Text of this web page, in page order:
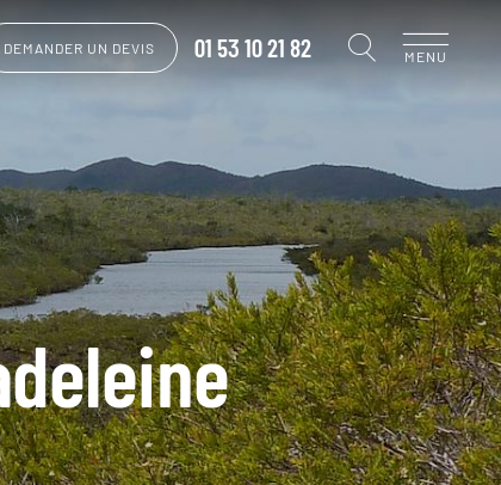
DEMANDER UN DEVIS 01 53 10 21 82 MENU